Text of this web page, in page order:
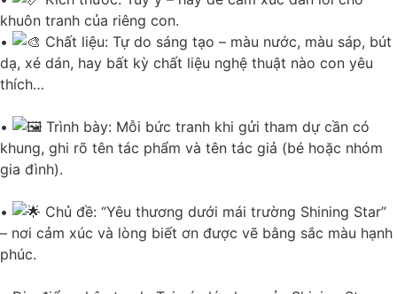
khuôn tranh của riêng con.
•
Chất liệu: Tự do sáng tạo – màu nước, màu sáp, bút
dạ, xé dán, hay bất kỳ chất liệu nghệ thuật nào con yêu
thích…
•
Trình bày: Mỗi bức tranh khi gửi tham dự cần có
khung, ghi rõ tên tác phẩm và tên tác giả (bé hoặc nhóm
gia đình).
•
Chủ đề: “Yêu thương dưới mái trường Shining Star”
– nơi cảm xúc và lòng biết ơn được vẽ bằng sắc màu hạnh
phúc.